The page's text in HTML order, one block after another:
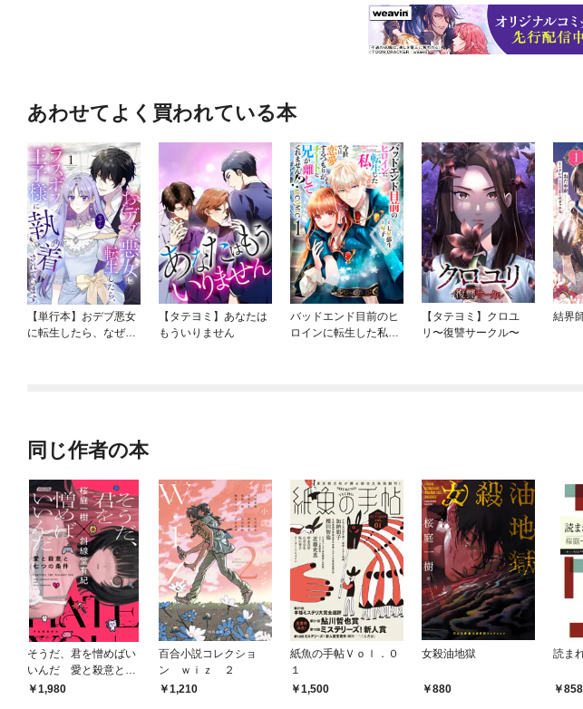
あわせてよく買われている本
【単行本】おデブ悪女
に転生したら、なぜか
【タテヨミ】あなたは
もういりません
バッドエンド目前のヒ
ロインに転生した私、
【タテヨミ】クロユ
リ〜復讐サークル〜
結界
同じ作者の本
そうだ、君を憎めばい
いんだ 愛と殺意と七
つの条件
1,980
百合小説コレクショ
ン ｗｉｚ ２
1,210
紙魚の手帖Ｖｏｌ．０
１
1,500
女殺油地獄
880
読ま
858